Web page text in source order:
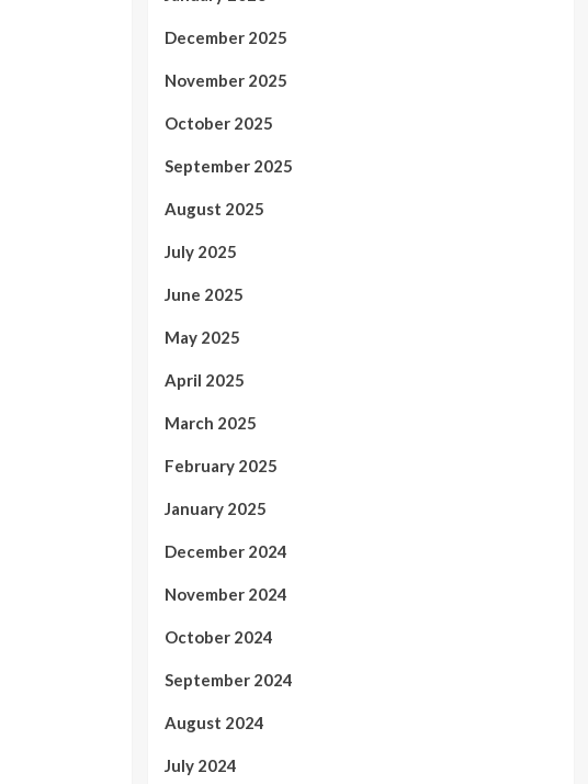
December 2025
November 2025
October 2025
September 2025
August 2025
July 2025
June 2025
May 2025
April 2025
March 2025
February 2025
January 2025
December 2024
November 2024
October 2024
September 2024
August 2024
July 2024